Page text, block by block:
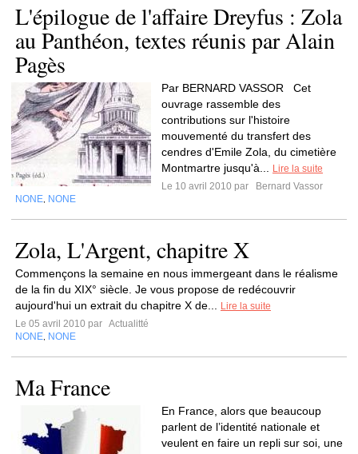
L'épilogue de l'affaire Dreyfus : Zola
au Panthéon, textes réunis par Alain
Pagès
Par BERNARD VASSOR Cet
ouvrage rassemble des
contributions sur l'histoire
mouvementé du transfert des
cendres d'Emile Zola, du cimetière
Montmartre jusqu'à...
Lire la suite
Le 10 avril 2010 par
Bernard Vassor
NONE NONE
Zola, L'Argent, chapitre X
Commençons la semaine en nous immergeant dans le réalisme
de la fin du XIX° siècle. Je vous propose de redécouvrir
aujourd'hui un extrait du chapitre X de...
Lire la suite
Le 05 avril 2010 par Actualitté
NONE NONE
Ma France
En France, alors que beaucoup
parlent de l’identité nationale et
veulent en faire un repli sur soi, une